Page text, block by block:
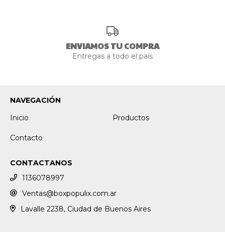
ENVIAMOS TU COMPRA
Entregas a todo el país
NAVEGACIÓN
Inicio
Productos
Contacto
CONTACTANOS
1136078997
Ventas@boxpopulix.com.ar
Lavalle 2238, Ciudad de Buenos Aires